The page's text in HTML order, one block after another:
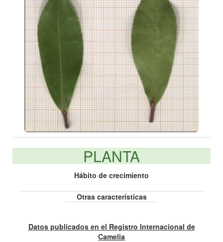
PLANTA
Hábito de crecimiento
Otras características
Datos publicados en el Registro Internacional de
Camelia